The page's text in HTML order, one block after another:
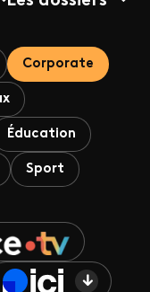
Corporate
Éducation
Sport